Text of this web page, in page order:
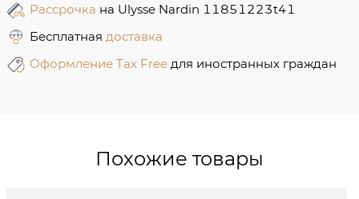
Рассрочка на Ulysse Nardin 11851223t41
Бесплатная доставка
Оформление Tax Free для иностранных граждан
Похожие товары